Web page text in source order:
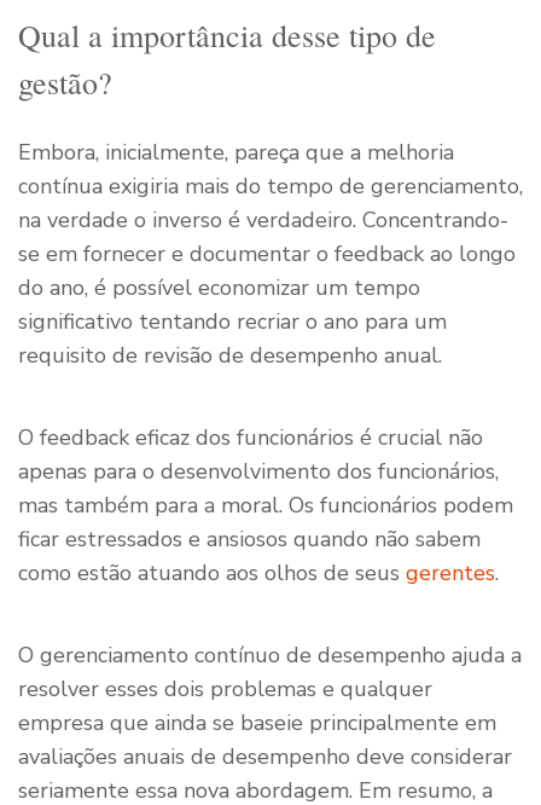
Qual a importância desse tipo de
gestão?
Embora, inicialmente, pareça que a melhoria
contínua exigiria mais do tempo de gerenciamento,
na verdade o inverso é verdadeiro. Concentrando-
se em fornecer e documentar o feedback ao longo
do ano, é possível economizar um tempo
significativo tentando recriar o ano para um
requisito de revisão de desempenho anual.
O feedback eficaz dos funcionários é crucial não
apenas para o desenvolvimento dos funcionários,
mas também para a moral. Os funcionários podem
ficar estressados e ansiosos quando não sabem
como estão atuando aos olhos de seus gerentes.
O gerenciamento contínuo de desempenho ajuda a
resolver esses dois problemas e qualquer
empresa que ainda se baseie principalmente em
avaliações anuais de desempenho deve considerar
seriamente essa nova abordagem. Em resumo, a